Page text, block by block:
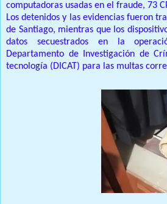
computadoras usadas en el fraude, 73
Los detenidos y las evidencias fueron
de Santiago, mientras que los
datos secuestrados en la
Departamento de Investigación de
tecnología (DICAT) para las multas